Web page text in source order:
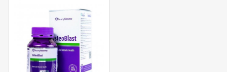
Manganese gluconate: 21.93mg (tương đương
2.5mg Mangan)
Menaquinon 7: 45mg